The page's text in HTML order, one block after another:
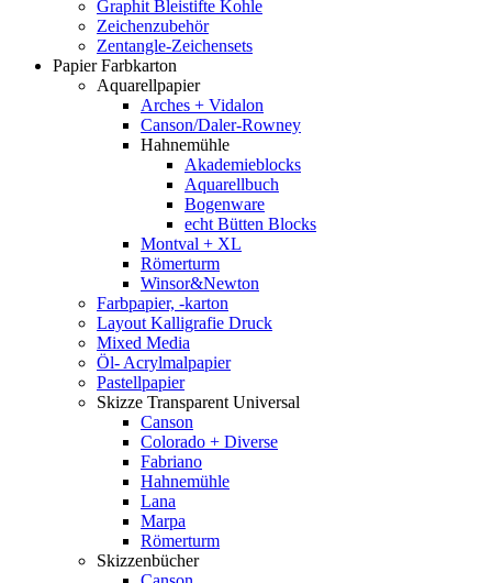
Graphit Bleistifte Kohle
Zeichenzubehör
Zentangle-Zeichensets
Papier Farbkarton
Aquarellpapier
Arches + Vidalon
Canson/Daler-Rowney
Hahnemühle
Akademieblocks
Aquarellbuch
Bogenware
echt Bütten Blocks
Montval + XL
Römerturm
Winsor&Newton
Farbpapier, -karton
Layout Kalligrafie Druck
Mixed Media
Öl- Acrylmalpapier
Pastellpapier
Skizze Transparent Universal
Canson
Colorado + Diverse
Fabriano
Hahnemühle
Lana
Marpa
Römerturm
Skizzenbücher